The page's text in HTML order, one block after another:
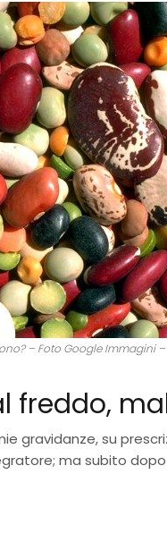
– Foto Google Immagini –
freddo,
gravidanze, su
ma subito